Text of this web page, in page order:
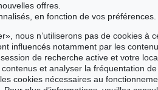
offres.
en fonction de vos préférences.
nous n’utiliserons pas de cookies à
influencés notamment par les
de recherche active et votre
et analyser la fréquentation
cookies nécessaires au